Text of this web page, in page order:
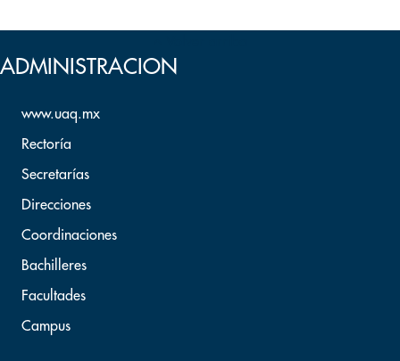
ADMINISTRACION
www.uaq.mx
Rectoría
Secretarías
Direcciones
Coordinaciones
Bachilleres
Facultades
Campus